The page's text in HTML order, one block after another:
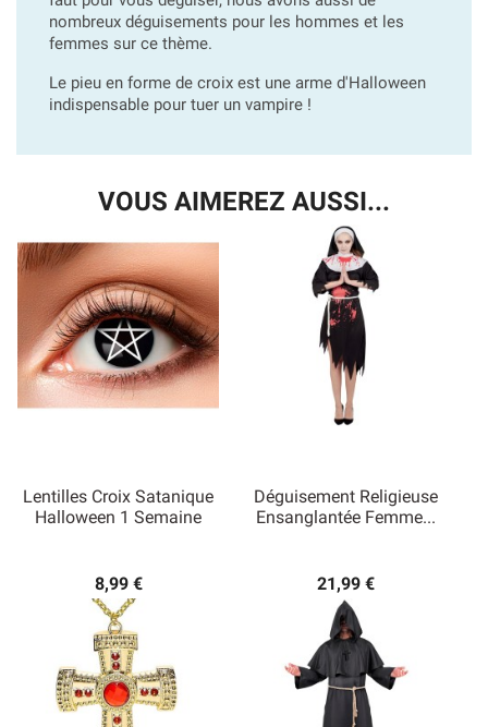
nombreux déguisements pour les hommes et les
femmes sur ce thème.
Le pieu en forme de croix est une arme d'Halloween
indispensable pour tuer un vampire !
VOUS AIMEREZ AUSSI...
Lentilles Croix Satanique
Halloween 1 Semaine
8,99 €
Déguisement Religieuse
Ensanglantée Femme...
21,99 €